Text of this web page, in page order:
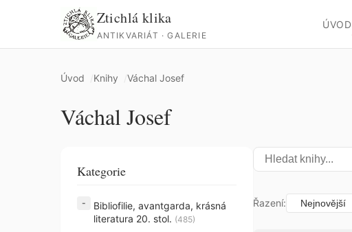
Ztichlá klika
ANTIKVARIÁT · GALERIE
ÚVOD
Úvod Knihy Váchal Josef
Váchal Josef
Kategorie
Bibliofilie, avantgarda, krásná
literatura 20. stol. (485)
Řazení: